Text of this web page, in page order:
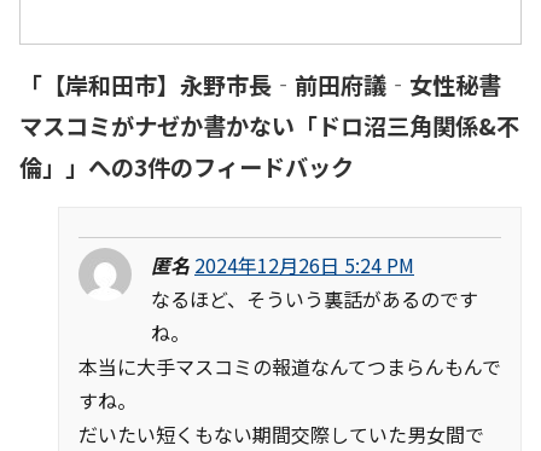
「 【岸和田市】永野市長‐前田府議‐女性秘書
マスコミがナゼか書かない「ドロ沼三角関係&不
倫」 」への3件のフィードバック
匿名 2024年12月26日 5:24 PM
なるほど、そういう裏話があるのです
ね。
本当に大手マスコミの報道なんてつまらんもんで
すね。
だいたい短くもない期間交際していた男女間で